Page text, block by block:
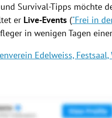
Survival-Tipps möchte
er Live-Events ("Frei in
in wenigen Tagen
Edelweiss,